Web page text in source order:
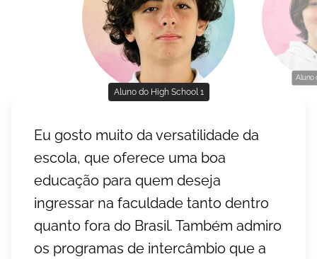
Aluno do High School 1
Aluno
Eu gosto muito da versatilidade da
escola, que oferece uma boa
educação para quem deseja
ingressar na faculdade tanto dentro
quanto fora do Brasil. Também admiro
os programas de intercâmbio que a